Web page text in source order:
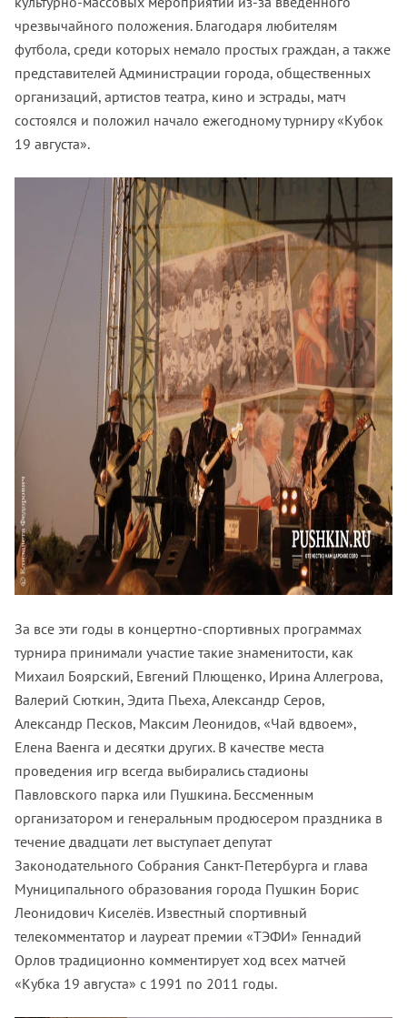
чрезвычайного положения. Благодаря любителям
футбола, среди которых немало простых граждан, а также
представителей Администрации города, общественных
организаций, артистов театра, кино и эстрады, матч
состоялся и положил начало ежегодному турниру «Кубок
19 августа».
За все эти годы в концертно-спортивных программах
турнира принимали участие такие знаменитости, как
Михаил Боярский, Евгений Плющенко, Ирина Аллегрова,
Валерий Сюткин, Эдита Пьеха, Александр Серов,
Александр Песков, Максим Леонидов, «Чай вдвоем»,
Елена Ваенга и десятки других. В качестве места
проведения игр всегда выбирались стадионы
Павловского парка или Пушкина. Бессменным
организатором и генеральным продюсером праздника в
течение двадцати лет выступает депутат
Законодательного Собрания Санкт-Петербурга и глава
Муниципального образования города Пушкин Борис
Леонидович Киселёв. Известный спортивный
телекомментатор и лауреат премии «ТЭФИ» Геннадий
Орлов традиционно комментирует ход всех матчей
«Кубка 19 августа» с 1991 по 2011 годы.